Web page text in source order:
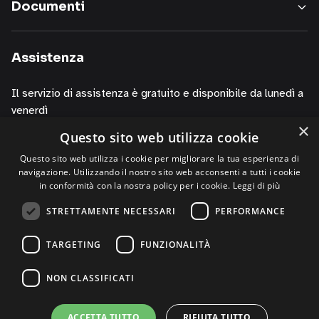
servizi,
informazioni
corsi
nostra
società,
presentazioni
iniziative
P.R.,
di
studi,
di
convegni,
anche
Documenti
Assistenza
Il servizio di assistenza è gratuito e disponibile da lunedì a
venerdì
dalle 10.00 alle 13.00
dalle 14.00 alle 19.00
contattando i numeri
+39 02 30076303
+39 320 0125844 (via Whatsapp)
©2026 FME Education S.p.A. - Tutti i diritti riservati | P.I.
×
Questo sito web utilizza cookie
Questo sito web utilizza i cookie per migliorare la tua esperienza di
navigazione. Utilizzando il nostro sito web acconsenti a tutti i cookie
in conformità con la nostra policy per i cookie. Leggi di più
STRETTAMENTE NECESSARI PERFORMANCE
TARGETING FUNZIONALITÀ
NON CLASSIFICATI